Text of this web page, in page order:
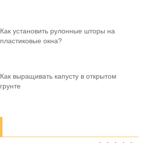
Как установить рулонные шторы на
пластиковые окна?
Как выращивать капусту в открытом
грунте